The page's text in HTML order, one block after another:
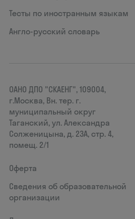
Тесты по иностранным языкам
Англо-русский словарь
ОАНО ДПО "СКАЕНГ", 109004,
г.Москва, Вн. тер. г.
муниципальный округ
Таганский, ул. Александра
Солженицына, д. 23А, стр. 4,
помещ. 2/1
Оферта
Сведения об образовательной
организации